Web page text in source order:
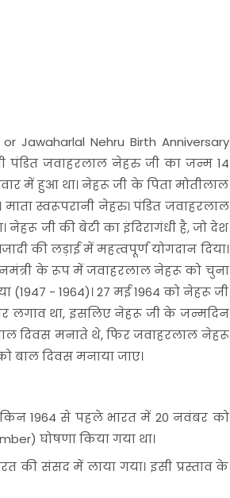
Jawaharlal Nehru Birth Anniversary
पंडित जवाहरलाल नेहरु जी का जन्म 14
में हुआ था। नेहरू जी के पिता मोतीलाल
माता स्वरूपरानी नेहरु। पंडित जवाहरलाल
जी की बेटी का इंदिरागंधी है, जो देश
की लड़ाई में महत्वपूर्ण योगदान दिया।
के रूप में जवाहरलाल नेहरू को चुना
- 1964)। 27 मई 1964 को नेहरू जी
लगाव था, इसलिए नेहरू जी के जन्मदिन
दिवस मनाते थे, फिर जवाहरलाल नेहरू
दिवस मनाया जाए।
1964 से पहले भारत में 20 नवंबर को
घोषणा किया गया था।
की संसद में लाया गया। इसी प्रस्ताव के